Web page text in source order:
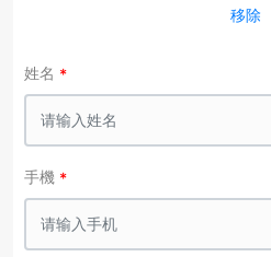
移除
姓名
手機